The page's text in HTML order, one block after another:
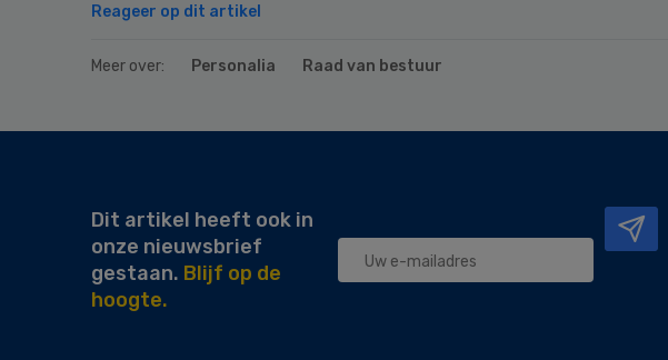
Reageer op dit artikel
Meer over: Personalia Raad van bestuur
Dit artikel heeft ook in
onze nieuwsbrief
gestaan. Blijf op de
hoogte.